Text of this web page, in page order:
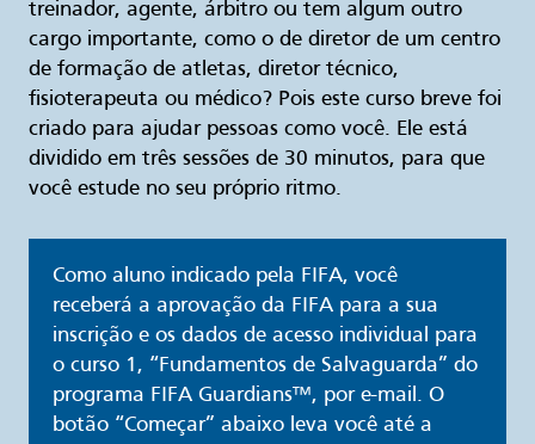
treinador, agente, árbitro ou tem algum outro
cargo importante, como o de diretor de um centro
de formação de atletas, diretor técnico,
fisioterapeuta ou médico? Pois este curso breve foi
criado para ajudar pessoas como você. Ele está
dividido em três sessões de 30 minutos, para que
você estude no seu próprio ritmo.
Como aluno indicado pela FIFA, você
receberá a aprovação da FIFA para a sua
inscrição e os dados de acesso individual para
o curso 1, “Fundamentos de Salvaguarda” do
programa FIFA Guardians™, por e-mail. O
botão “Começar” abaixo leva você até a